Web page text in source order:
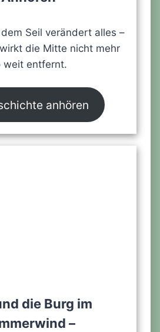
Seil verändert alles –
die Mitte nicht mehr
weit entfernt.
anhören
die Burg im
–